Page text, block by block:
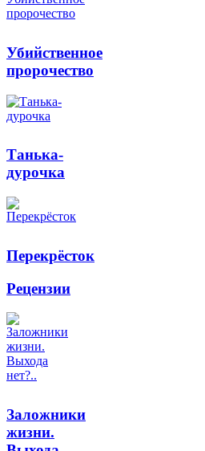
Убийственное
пророчество
Танька-
дурочка
Перекрёсток
Рецензии
Заложники
жизни.